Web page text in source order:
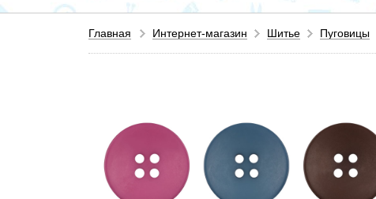
Главная Интернет-магазин Шитье Пуговицы